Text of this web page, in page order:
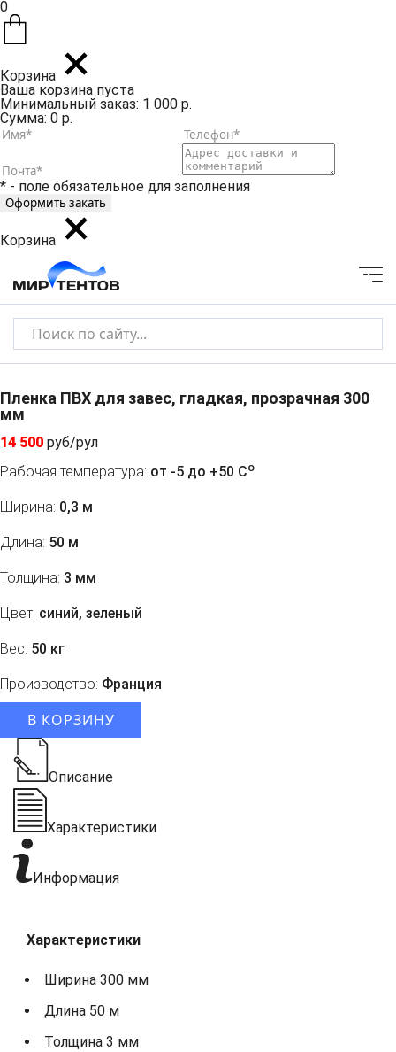
0
Корзина
Ваша корзина пуста
Минимальный заказ: 1 000 р.
Сумма: 0 р.
* - поле обязательное для заполнения
Корзина
Пленка ПВХ для завес, гладкая, прозрачная 300
мм
14 500 руб/рул
Рабочая температура: от -5 до +50 Co
Ширина: 0,3 м
Длина: 50 м
Толщина: 3 мм
Цвет: синий, зеленый
Вес: 50 кг
Производство: Франция
В КОРЗИНУ
Описание
Характеристики
Информация
Характеристики
Ширина 300 мм
Длина 50 м
Толщина 3 мм